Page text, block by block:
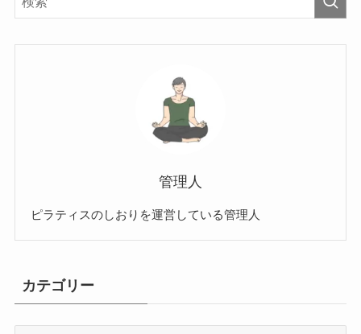
管理人
ピラティスのしおりを運営している管理人
カテゴリー